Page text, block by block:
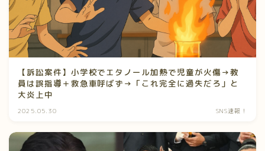
【訴訟案件】小学校でエタノール加熱で児童が火傷→教
員は誤指導＋救急車呼ばず→「これ完全に過失だろ」と
大炎上中
2025.05.30 SNS速報！